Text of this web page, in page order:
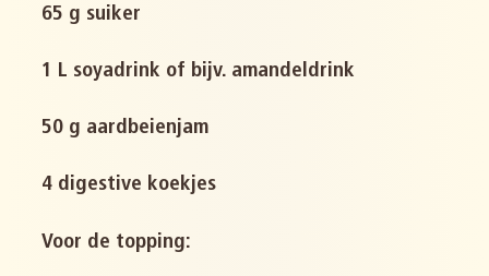
65 g suiker
1 L soyadrink of bijv. amandeldrink
50 g aardbeienjam
4 digestive koekjes
Voor de topping: